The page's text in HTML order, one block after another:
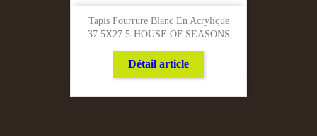
Tapis Fourrure Blanc En Acrylique
37.5X27.5-HOUSE OF SEASONS
Détail article